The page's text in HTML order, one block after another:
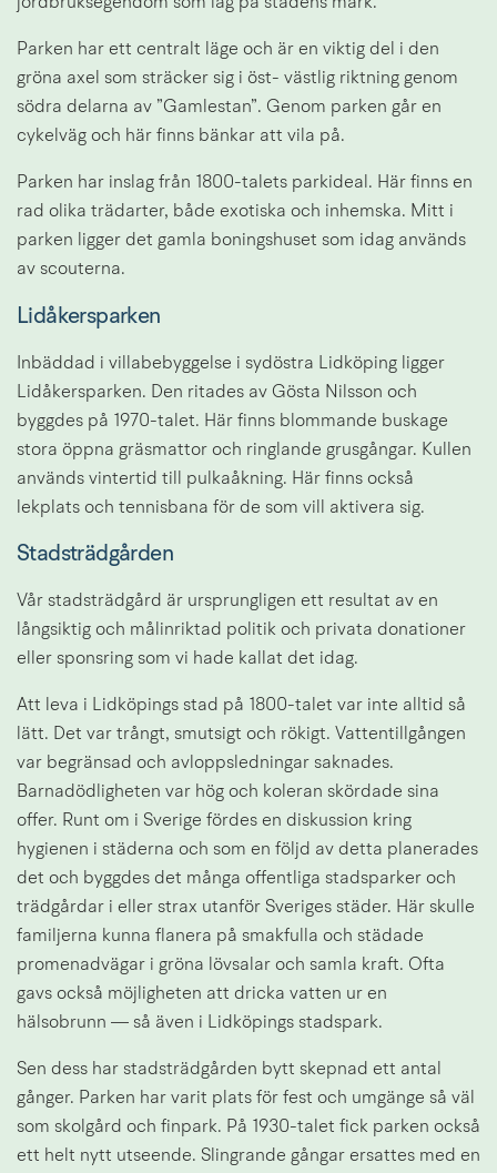
Parken har ett centralt läge och är en viktig del i den
gröna axel som sträcker sig i öst- västlig riktning genom
södra delarna av ”Gamlestan”. Genom parken går en
cykelväg och här finns bänkar att vila på.
Parken har inslag från 1800-talets parkideal. Här finns en
rad olika trädarter, både exotiska och inhemska. Mitt i
parken ligger det gamla boningshuset som idag används
av scouterna.
Lidåkersparken
Inbäddad i villabebyggelse i sydöstra Lidköping ligger
Lidåkersparken. Den ritades av Gösta Nilsson och
byggdes på 1970-talet. Här finns blommande buskage
stora öppna gräsmattor och ringlande grusgångar. Kullen
används vintertid till pulkaåkning. Här finns också
lekplats och tennisbana för de som vill aktivera sig.
Stadsträdgården
Vår stadsträdgård är ursprungligen ett resultat av en
långsiktig och målinriktad politik och privata donationer
eller sponsring som vi hade kallat det idag.
Att leva i Lidköpings stad på 1800-talet var inte alltid så
lätt. Det var trångt, smutsigt och rökigt. Vattentillgången
var begränsad och avloppsledningar saknades.
Barnadödligheten var hög och koleran skördade sina
offer. Runt om i Sverige fördes en diskussion kring
hygienen i städerna och som en följd av detta planerades
det och byggdes det många offentliga stadsparker och
trädgårdar i eller strax utanför Sveriges städer. Här skulle
familjerna kunna flanera på smakfulla och städade
promenadvägar i gröna lövsalar och samla kraft. Ofta
gavs också möjligheten att dricka vatten ur en
hälsobrunn — så även i Lidköpings stadspark.
Sen dess har stadsträdgården bytt skepnad ett antal
gånger. Parken har varit plats för fest och umgänge så väl
som skolgård och finpark. På 1930-talet fick parken också
ett helt nytt utseende. Slingrande gångar ersattes med en